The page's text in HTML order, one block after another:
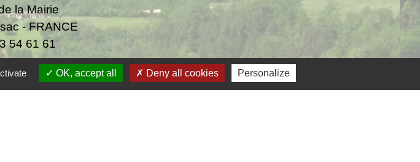
la Mairie
- FRANCE
54 61 61
dehors des horaires d'ouverture de la mairie
OK, accept all Deny all cookies Personalize